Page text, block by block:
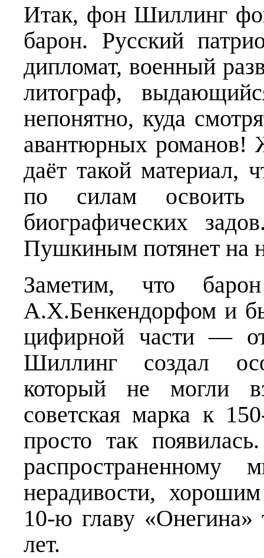
Итак, фон Шиллинг
барон. Русский
дипломат, военный
литограф,
непонятно, куда
авантюрных романов!
даёт такой материал,
по силам освоить
биографических
Пушкиным потянет на
Заметим, что
А.Х.Бенкендорфом и
цифирной части —
Шиллинг создал
который не могли
советская марка к
просто так
нерадивости,
10-ю главу «Онегина»
лет.